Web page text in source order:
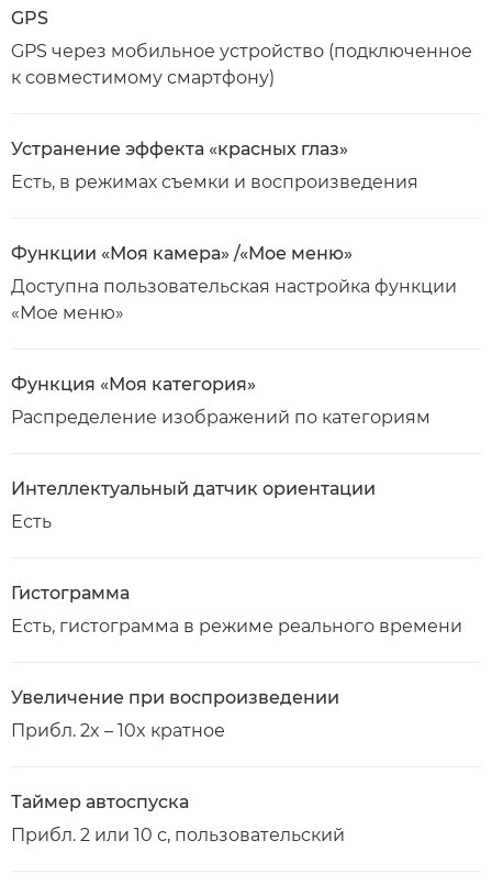
GPS
GPS через мобильное устройство (подключенное
к совместимому смартфону)
Устранение эффекта «красных глаз»
Есть, в режимах съемки и воспроизведения
Функции «Моя камера» /«Мое меню»
Доступна пользовательская настройка функции
«Мое меню»
Функция «Моя категория»
Распределение изображений по категориям
Интеллектуальный датчик ориентации
Есть
Гистограмма
Есть, гистограмма в режиме реального времени
Увеличение при воспроизведении
Прибл. 2x – 10x кратное
Таймер автоспуска
Прибл. 2 или 10 с, пользовательский